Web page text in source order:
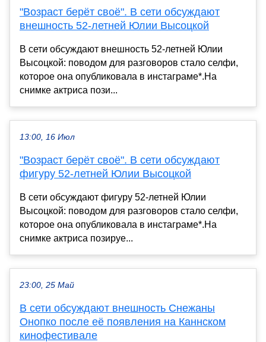
"Возраст берёт своё". В сети обсуждают
внешность 52-летней Юлии Высоцкой
В сети обсуждают внешность 52-летней Юлии
Высоцкой: поводом для разговоров стало селфи,
которое она опубликовала в инстаграме*.На
снимке актриса пози...
13:00, 16 Июл
"Возраст берёт своё". В сети обсуждают
фигуру 52-летней Юлии Высоцкой
В сети обсуждают фигуру 52-летней Юлии
Высоцкой: поводом для разговоров стало селфи,
которое она опубликовала в инстаграме*.На
снимке актриса позируе...
23:00, 25 Май
В сети обсуждают внешность Снежаны
Онопко после её появления на Каннском
кинофестивале